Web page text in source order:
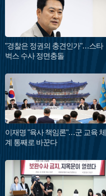
"경찰은 정권의 충견인가"…스타
벅스 수사 정면충돌
이재명 "육사 책임론"…군 교육 체
계 통째로 바꾼다